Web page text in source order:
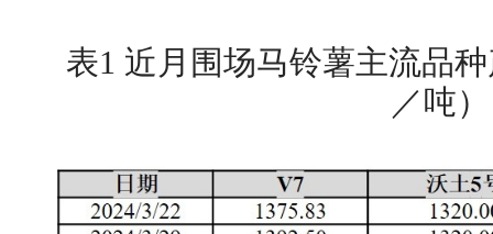
表1 近月围场马铃薯主流品
／吨）